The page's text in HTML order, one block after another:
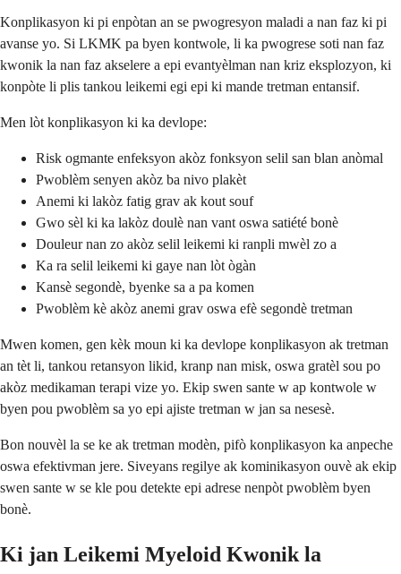
Konplikasyon ki pi enpòtan an se pwogresyon maladi a nan faz ki pi
avanse yo. Si LKMK pa byen kontwole, li ka pwogrese soti nan faz
kwonik la nan faz akselere a epi evantyèlman nan kriz eksplozyon, ki
konpòte li plis tankou leikemi egi epi ki mande tretman entansif.
Men lòt konplikasyon ki ka devlope:
Risk ogmante enfeksyon akòz fonksyon selil san blan anòmal
Pwoblèm senyen akòz ba nivo plakèt
Anemi ki lakòz fatig grav ak kout souf
Gwo sèl ki ka lakòz doulè nan vant oswa satiété bonè
Douleur nan zo akòz selil leikemi ki ranpli mwèl zo a
Ka ra selil leikemi ki gaye nan lòt ògàn
Kansè segondè, byenke sa a pa komen
Pwoblèm kè akòz anemi grav oswa efè segondè tretman
Mwen komen, gen kèk moun ki ka devlope konplikasyon ak tretman
an tèt li, tankou retansyon likid, kranp nan misk, oswa gratèl sou po
akòz medikaman terapi vize yo. Ekip swen sante w ap kontwole w
byen pou pwoblèm sa yo epi ajiste tretman w jan sa nesesè.
Bon nouvèl la se ke ak tretman modèn, pifò konplikasyon ka anpeche
oswa efektivman jere. Siveyans regilye ak kominikasyon ouvè ak ekip
swen sante w se kle pou detekte epi adrese nenpòt pwoblèm byen
bonè.
Ki jan Leikemi Myeloid Kwonik la